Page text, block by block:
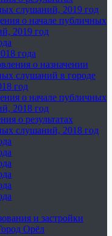
слушаний, 2019 год
о начале публичных
2019 год
года
о назначении
слушаний в городе
год
о начале публичных
2018 год
о результатах
слушаний, 2018 год
и застройки
Орёл